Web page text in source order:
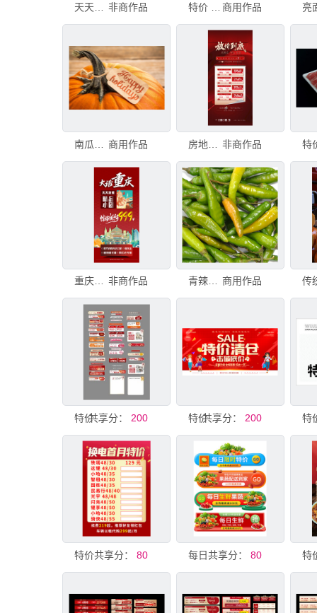
非商作品 商用作品
商用作品 非商作品
重庆特价旅游海报 非商作品 青辣椒特价 商用作品
特价房标签
共享分： 200 特价清仓
共享分： 200 特
特价共享分： 80 每日生鲜水果特价促销
共享分： 80